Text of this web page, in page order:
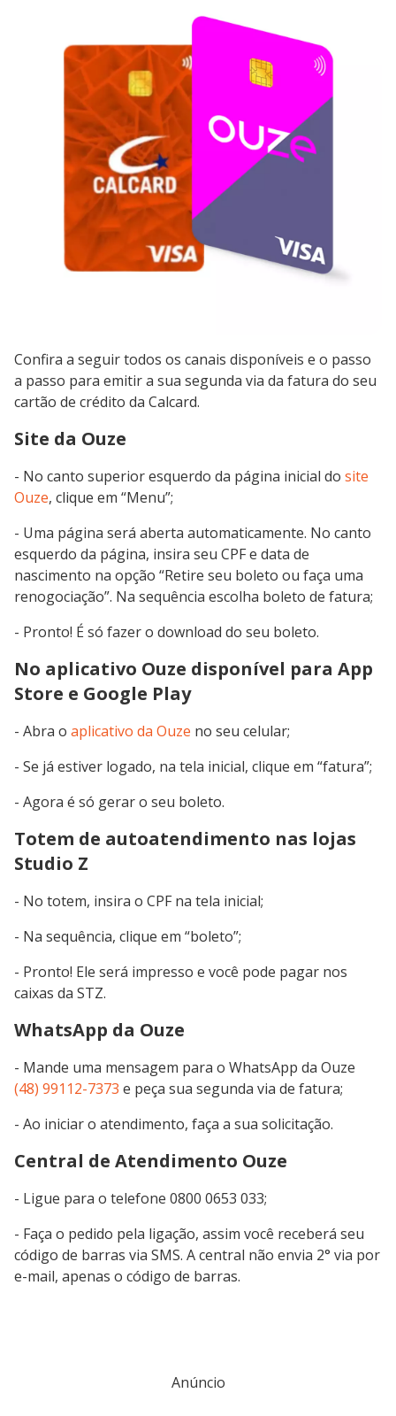
Confira a seguir todos os canais disponíveis e o passo
a passo para emitir a sua segunda via da fatura do seu
cartão de crédito da Calcard.
Site da Ouze
- No canto superior esquerdo da página inicial do site
Ouze, clique em “Menu”;
- Uma página será aberta automaticamente. No canto
esquerdo da página, insira seu CPF e data de
nascimento na opção “Retire seu boleto ou faça uma
renogociação”. Na sequência escolha boleto de fatura;
- Pronto! É só fazer o download do seu boleto.
No aplicativo Ouze disponível para App
Store e Google Play
- Abra o aplicativo da Ouze no seu celular;
- Se já estiver logado, na tela inicial, clique em “fatura”;
- Agora é só gerar o seu boleto.
Totem de autoatendimento nas lojas
Studio Z
- No totem, insira o CPF na tela inicial;
- Na sequência, clique em “boleto”;
- Pronto! Ele será impresso e você pode pagar nos
caixas da STZ.
WhatsApp da Ouze
- Mande uma mensagem para o WhatsApp da Ouze
(48) 99112-7373 e peça sua segunda via de fatura;
- Ao iniciar o atendimento, faça a sua solicitação.
Central de Atendimento Ouze
- Ligue para o telefone 0800 0653 033;
- Faça o pedido pela ligação, assim você receberá seu
código de barras via SMS. A central não envia 2° via por
e-mail, apenas o código de barras.
Anúncio